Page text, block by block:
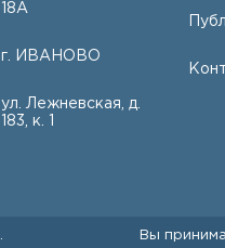
18А
г. ИВАНОВО
ул. Лежневская, д.
183, к. 1
Вы